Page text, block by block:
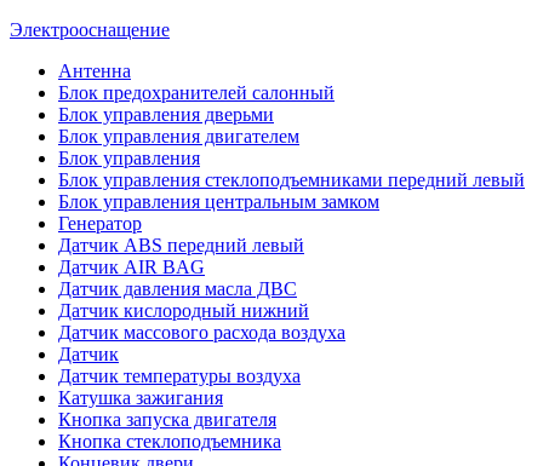
Электрооснащение
Антенна
Блок предохранителей салонный
Блок управления дверьми
Блок управления двигателем
Блок управления
Блок управления стеклоподъемниками передний левый
Блок управления центральным замком
Генератор
Датчик ABS передний левый
Датчик AIR BAG
Датчик давления масла ДВС
Датчик кислородный нижний
Датчик массового расхода воздуха
Датчик
Датчик температуры воздуха
Катушка зажигания
Кнопка запуска двигателя
Кнопка стеклоподъемника